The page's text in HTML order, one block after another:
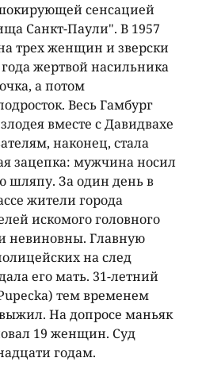
сенсацией
Санкт-Паули". В 1957
трех женщин и зверски
жертвой насильника
а потом
Весь Гамбург
вместе с Давидвахе
наконец, стала
зацепка: мужчина носил
шляпу. За один день в
жители города
искомого головного
невиновны. Главную
на след
его мать. 31-летний
тем временем
На допросе маньяк
19 женщин. Суд
годам.